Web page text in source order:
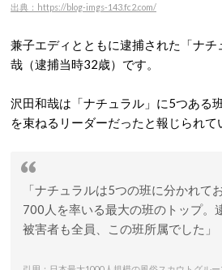
出典：https://blog-imgs-143.fc2.com/
兼子エディとともに逮捕された「ナ
哉（逮捕当時32歳）です。
沢田和哉は「ナチュラル」に5つある
を束ねるリーダーだったと報じられて
「ナチュラルは5つの班に分かれて
700人を率いる最大の班のトップ。
被害者も全員、この班所属でした」